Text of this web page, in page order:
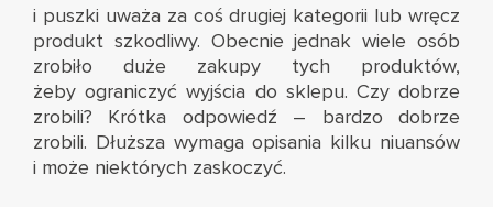
i puszki uważa za coś drugiej kategorii lub wręcz
produkt szkodliwy. Obecnie jednak wiele osób
zrobiło duże zakupy tych produktów,
żeby ograniczyć wyjścia do sklepu. Czy dobrze
zrobili? Krótka odpowiedź – bardzo dobrze
zrobili. Dłuższa wymaga opisania kilku niuansów
i może niektórych zaskoczyć.